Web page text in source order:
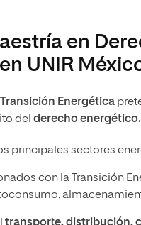
en
UNIR
Energética
del derecho energético.
principales sectores
con la Transición